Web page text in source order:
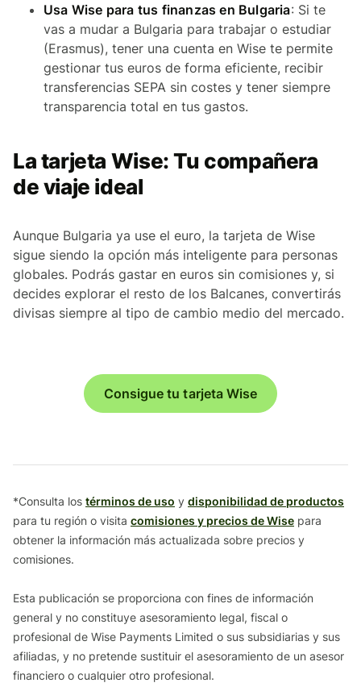
Usa Wise para tus finanzas en Bulgaria: Si te
vas a mudar a Bulgaria para trabajar o estudiar
(Erasmus), tener una cuenta en Wise te permite
gestionar tus euros de forma eficiente, recibir
transferencias SEPA sin costes y tener siempre
transparencia total en tus gastos.
La tarjeta Wise: Tu compañera
de viaje ideal
Aunque Bulgaria ya use el euro, la tarjeta de Wise
sigue siendo la opción más inteligente para personas
globales. Podrás gastar en euros sin comisiones y, si
decides explorar el resto de los Balcanes, convertirás
divisas siempre al tipo de cambio medio del mercado.
Consigue tu tarjeta Wise
*Consulta los términos de uso y disponibilidad de productos
para tu región o visita comisiones y precios de Wise para
obtener la información más actualizada sobre precios y
comisiones.
Esta publicación se proporciona con fines de información
general y no constituye asesoramiento legal, fiscal o
profesional de Wise Payments Limited o sus subsidiarias y sus
afiliadas, y no pretende sustituir el asesoramiento de un asesor
financiero o cualquier otro profesional.